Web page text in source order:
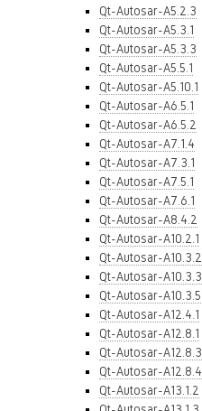
Qt-Autosar-A5.2.3
Qt-Autosar-A5.3.1
Qt-Autosar-A5.3.3
Qt-Autosar-A5.5.1
Qt-Autosar-A5.10.1
Qt-Autosar-A6.5.1
Qt-Autosar-A6.5.2
Qt-Autosar-A7.1.4
Qt-Autosar-A7.3.1
Qt-Autosar-A7.5.1
Qt-Autosar-A7.6.1
Qt-Autosar-A8.4.2
Qt-Autosar-A10.2.1
Qt-Autosar-A10.3.2
Qt-Autosar-A10.3.3
Qt-Autosar-A10.3.5
Qt-Autosar-A12.4.1
Qt-Autosar-A12.8.1
Qt-Autosar-A12.8.3
Qt-Autosar-A12.8.4
Qt-Autosar-A13.1.2